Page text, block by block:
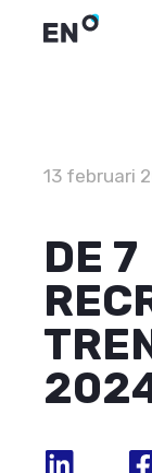
13 februari
DE 7